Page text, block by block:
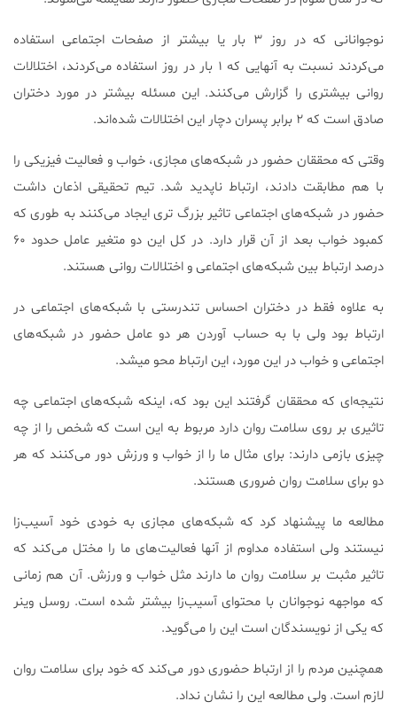
نوجوانانی که در روز ۳ بار یا بیشتر از صفحات اجتماعی استفاده
می‌کردند نسبت به آنهایی که ۱ بار در روز استفاده می‌کردند، اختلالات
روانی بیشتری را گزارش می‌کنند. این مسئله بیشتر در مورد دختران
صادق است که ۲ برابر پسران دچار این اختلالات شده‌اند.
وقتی که محققان حضور در شبکه‌های مجازی، خواب و فعالیت فیزیکی را
با هم مطابقت دادند، ارتباط ناپدید شد. تیم تحقیقی اذعان داشت
حضور در شبکه‌های اجتماعی تاثیر بزرگ تری ایجاد می‌کنند به طوری که
کمبود خواب بعد از آن قرار دارد. در کل این دو متغیر عامل حدود ۶۰
درصد ارتباط بین شبکه‌های اجتماعی و اختلالات روانی هستند.
به علاوه فقط در دختران احساس تندرستی با شبکه‌های اجتماعی در
ارتباط بود ولی با به حساب آوردن هر دو عامل حضور در شبکه‌های
اجتماعی و خواب در این مورد، این ارتباط محو میشد.
نتیجه‌ای که محققان گرفتند این بود که، اینکه شبکه‌های اجتماعی چه
تاثیری بر روی سلامت روان دارد مربوط به این است که شخص را از چه
چیزی بازمی دارند: برای مثال ما را از خواب و ورزش دور می‌کنند که هر
دو برای سلامت روان ضروری هستند.
مطالعه ما پیشنهاد کرد که شبکه‌های مجازی به خودی خود آسیب‌زا
نیستند ولی استفاده مداوم از آنها فعالیت‌های ما را مختل می‌کند که
تاثیر مثبت بر سلامت روان ما دارند مثل خواب و ورزش. آن هم زمانی
که مواجهه نوجوانان با محتوای آسیب‌زا بیشتر شده است. روسل وینر
که یکی از نویسندگان است این را می‌گوید.
همچنین مردم را از ارتباط حضوری دور می‌کند که خود برای سلامت روان
لازم است. ولی مطالعه این را نشان نداد.